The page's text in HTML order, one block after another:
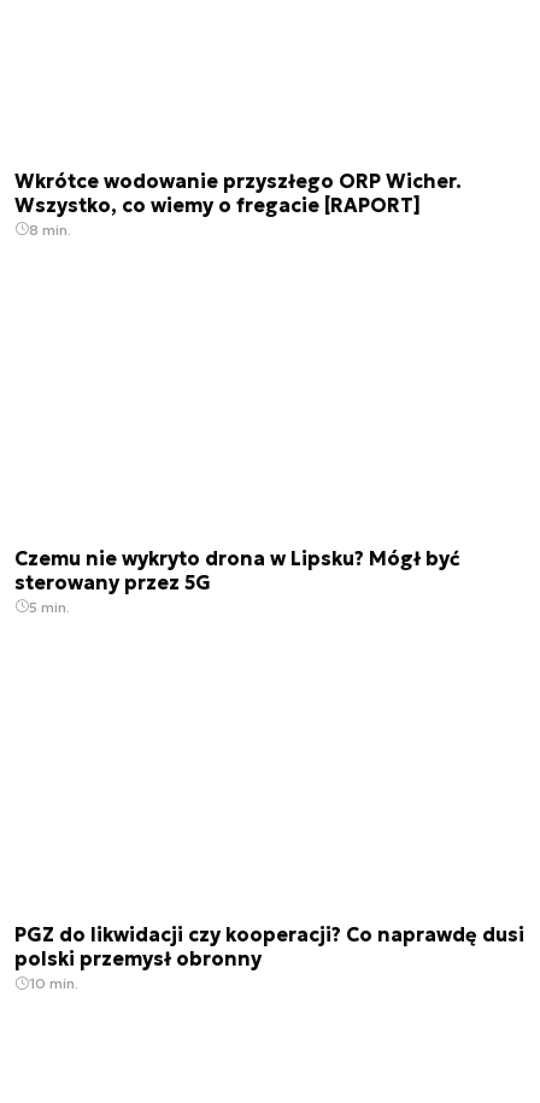
Wkrótce wodowanie przyszłego ORP Wicher.
Wszystko, co wiemy o fregacie [RAPORT]
8 min.
Czemu nie wykryto drona w Lipsku? Mógł być
sterowany przez 5G
5 min.
PGZ do likwidacji czy kooperacji? Co naprawdę dusi
polski przemysł obronny
10 min.